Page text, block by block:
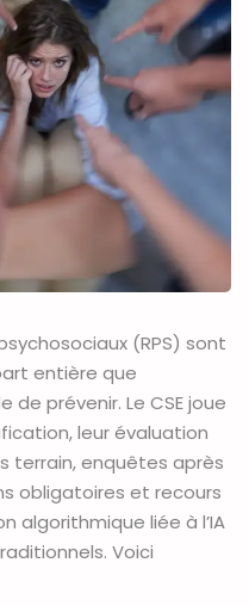
(RPS) sont
entière que
de prévenir. Le CSE joue
leur évaluation
terrain, enquêtes après
obligatoires et recours
algorithmique liée à l’IA
Voici